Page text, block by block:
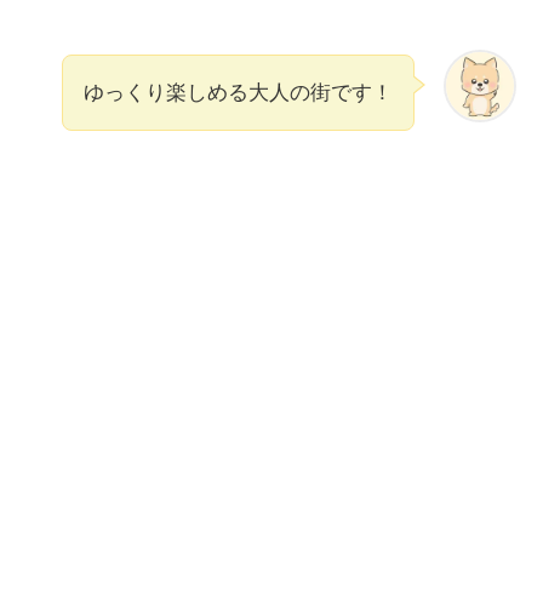
ゆっくり楽しめる大人の街です！